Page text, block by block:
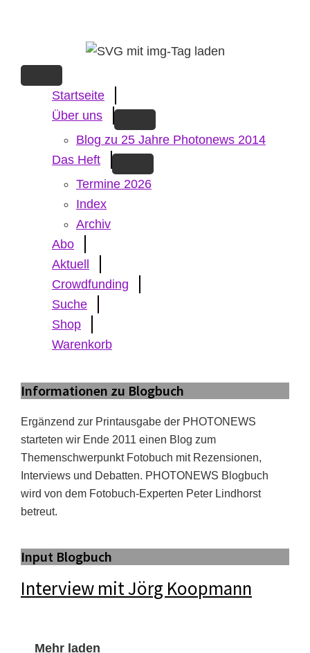
content
Startseite
Über uns
Blog zu 25 Jahre Photonews 2014
Das Heft
Termine 2026
Index
Archiv
Abo
Aktuell
Crowdfunding
Suche
Shop
Warenkorb
Informationen zu Blogbuch
Ergänzend zur Printausgabe der PHOTONEWS
starteten wir Ende 2011 einen Blog zum
Themenschwerpunkt Fotobuch mit Rezensionen,
Interviews und Debatten. PHOTONEWS Blogbuch
wird von dem Fotobuch-Experten Peter Lindhorst
betreut.
Input Blogbuch
Interview mit Jörg Koopmann
Mehr laden